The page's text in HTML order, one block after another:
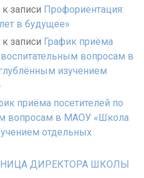
к записи Профориентация:
в будущее»
к записи График приёма
вопросам в
изучением
приёма посетителей по
вопросам в МАОУ «Школа
отдельных
ДИРЕКТОРА ШКОЛЫ